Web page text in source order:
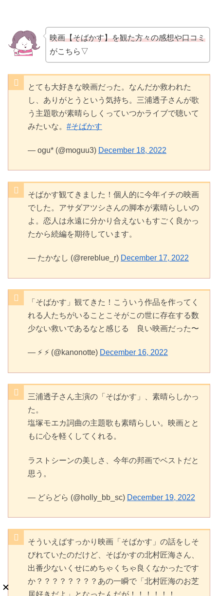
映画【そばかす】を観た方々の感想や口コミ
がこちら▽
とても大好きな映画だった。なんだか救われた
し、ありがとうという気持ち。三浦透子さんが歌
う主題歌が素晴らしくっていつかライブで聴いて
みたいな。 #そばかす
— ogu* (@moguu3) December 18, 2022
そばかす観てきました！個人的に今年イチの映画
でした。アサダアツシさんの脚本が素晴らしいの
よ。恋人は永遠に分かり合えないもすごく良かっ
たから続編を期待しています。
— たかなし (@rereblue_r) December 17, 2022
「そばかす」観てきた！こういう作品を作ってく
れる人たちがいることこそがこの世に存在する数
少ない救いであるなと感じる 良い映画だった〜
— ⚡️ ⚡️ (@kanonotte) December 16, 2022
三浦透子さん主演の「そばかす」、素晴らしかっ
た。
塩塚モエカ詞曲の主題歌も素晴らしい。映画とと
もに心を軽くしてくれる。
ラストシーンの美しさ、今年の邦画でベストだと
思う。
— どらどら (@holly_bb_sc) December 19, 2022
そういえばすっかり映画「そばかす」の話をしそ
びれていたのだけど、そばかすの北村匠海さん、
出番少ないくせにめちゃくちゃ良くなかったです
か？？？？？？？？あの一瞬で「北村匠海のお芝
居好きだよ」となったんだが！！！！！！